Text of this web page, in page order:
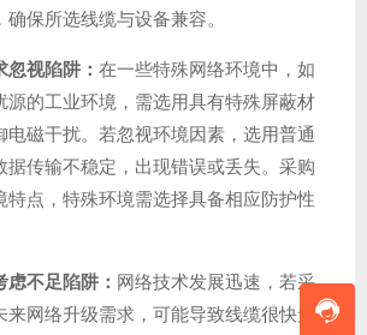
保所选线缆与设备兼容。
忽视陷阱 ： 在一些特殊网络环境中，如
源的工业环境，需选用具有特殊屏蔽材
电磁干扰。若忽视环境因素，选用普通
据传输不稳定，出现错误或丢失。采购
特点，特殊环境需选择具备相应防护性
虑不足陷阱 ： 网络技术发展迅速，若采
网络升级需求，可能导致线缆很快无